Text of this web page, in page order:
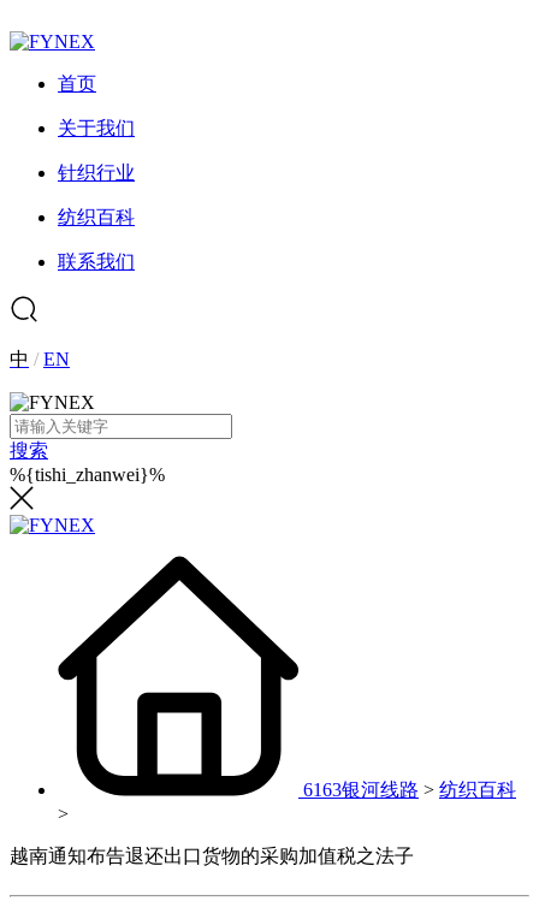
首页
关于我们
针织行业
纺织百科
联系我们
中 /EN
搜索
%{tishi_zhanwei}%
6163银河线路 > 纺织百科
>
越南通知布告退还出口货物的采购加值税之法子